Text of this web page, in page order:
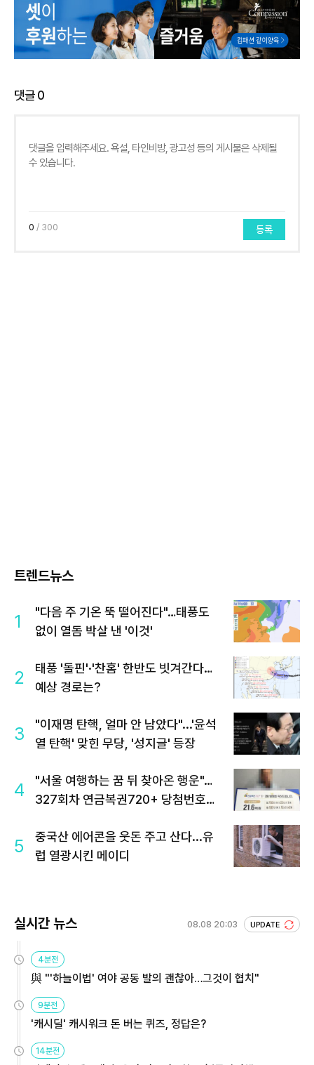
댓글0
0 / 300 등록
트렌드뉴스
1
"다음 주 기온 뚝 떨어진다"…태풍도
없이 열돔 박살 낸 '이것'
2
태풍 '돌핀'·'찬홈' 한반도 빗겨간다…
예상 경로는?
3
"이재명 탄핵, 얼마 안 남았다"...'윤석
열 탄핵' 맞힌 무당, '성지글' 등장
4
"서울 여행하는 꿈 뒤 찾아온 행운"…
327회차 연금복권720+ 당첨번호조
5
중국산 에어콘을 웃돈 주고 산다...유
럽 열광시킨 메이디
실시간 뉴스 08.08 20:03 UPDATE
4분전
與 "'하늘이법' 여야 공동 발의 괜찮아…그것이 협치"
9분전
'캐시딜' 캐시워크 돈 버는 퀴즈, 정답은?
14분전